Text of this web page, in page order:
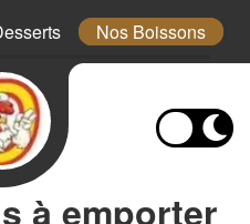
Nos Boissons
à emporter